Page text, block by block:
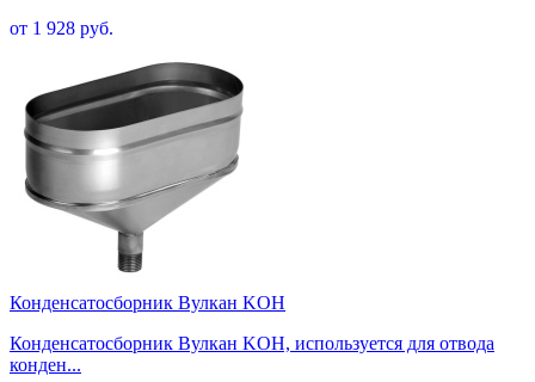
от 1 928 руб.
Конденсатосборник Вулкан KOH
Конденсатосборник Вулкан KOH, используется для отвода
конден...